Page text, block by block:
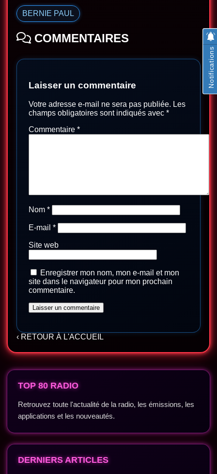
BERNIE PAUL
COMMENTAIRES
Laisser un commentaire
Votre adresse e-mail ne sera pas publiée. Les
champs obligatoires sont indiqués avec *
Commentaire *
Nom *
E-mail *
Site web
Enregistrer mon nom, mon e-mail et mon
site dans le navigateur pour mon prochain
commentaire.
‹ RETOUR À L'ACCUEIL
TOP 80 RADIO
Retrouvez toute l'actualité de la radio, les émissions, les
applications et les nouveautés.
DERNIERS ARTICLES
Notifications